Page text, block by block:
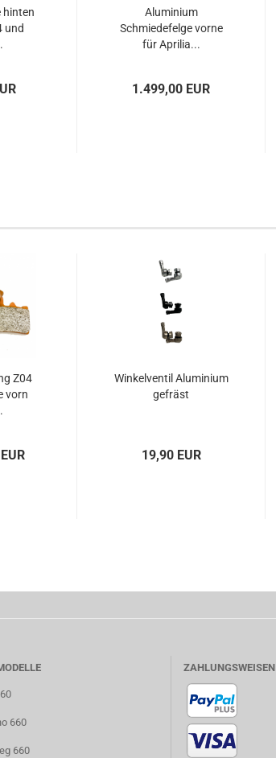
hinten
und
Aluminium
Schmiedefelge vorne
für Aprilia...
1.499,00 EUR
Z04
vorn
Winkelventil Aluminium
gefräst
19,90 EUR
660
660
ZAHLUNGSWEISEN